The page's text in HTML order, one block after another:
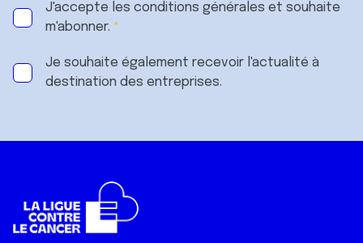
J'accepte les conditions générales et souhaite
m'abonner.
Je souhaite également recevoir l'actualité à
destination des entreprises.